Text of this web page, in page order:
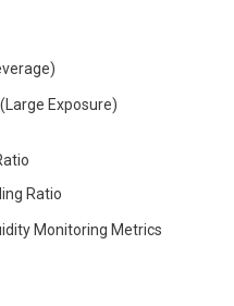
Exposure)
Ratio
Monitoring Metrics